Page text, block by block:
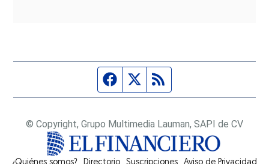
Página de Facebook
Fuente Twitter
© Copyright, Grupo Multimedia Lauman, SAPI de CV
¿Quiénes somos? Directorio Suscripciones Opens in new window
Aviso de Privacidad